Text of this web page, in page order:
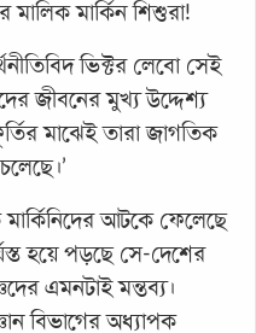
মালিক মার্কিন শিশুরা!
ভিক্টর লেবো সেই
জীবনের মুখ্য উদ্দেশ্য
মাঝেই তারা জাগতিক
আটকে ফেলেছে
হয়ে পড়ছে সে-দেশের
এমনটাই মন্তব্য।
বিভাগের অধ্যাপক